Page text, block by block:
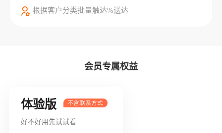
根据客户分类批量触达%送达
会员专属权益
体验版
好不好用先试试看